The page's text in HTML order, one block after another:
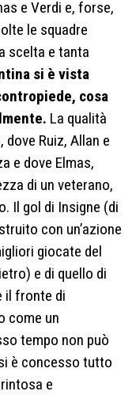
e Verdi e, forse,
le squadre
scelta e tanta
si è vista
cosa
La qualità
Ruiz, Allan e
e dove Elmas,
di un veterano,
Il gol di Insigne (di
con un’azione
giocate del
e di quello di
il fronte di
come un
tempo non può
è concesso tutto
e